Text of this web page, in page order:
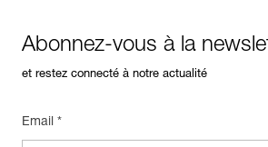
Abonnez-vous à la
et restez connecté à notre actualité
Email *